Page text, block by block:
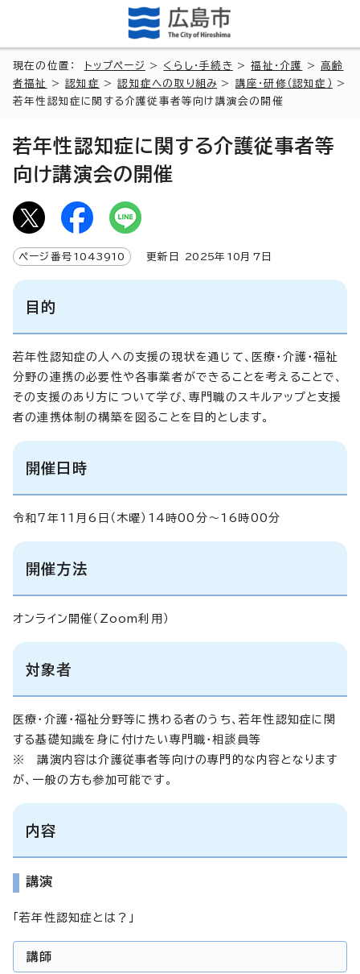
現在の位置： トップページ > くらし・手続き >福祉・介護 >高齢
者福祉
>認知症 >認知症への取り組み > 講座・研修（認知症）
>
若年性認知症に関する介護従事者等向け講演会の開催
若年性認知症に関する介護従事者等
向け講演会の開催
ページ番号 1043910 更新日 2025年 10月7日
目的
若年性認知症の人への支援の現状を通じて、医療・介護・福祉
分野の連携の必要性や各事業者ができることを考えることで、
その支援のあり方について学び、専門職のスキルアップと支援
者の連携体制の構築を図ることを目的とします。
開催日時
令和7年11月6日（木曜）14時00分～16時00分
開催方法
オンライン開催（Zoom利用）
対象者
医療・介護・福祉分野等に携わる者のうち、若年性認知症に関
する基礎知識を身に付けたい専門職・相談員等
※ 講演内容は介護従事者等向けの専門的な内容となります
が、一般の方も参加可能です。
内容
講演
「若年性認知症とは？」
講師